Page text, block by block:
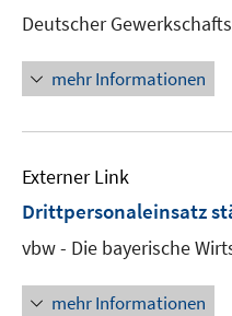
Deutscher
mehr Informationen
Externer Link
Drittpersonaleinsatz
vbw - Die bayerische
mehr Informationen